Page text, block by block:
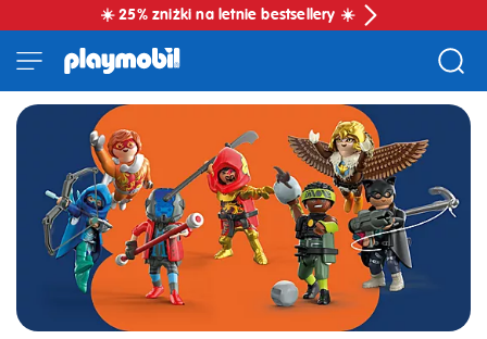
☀️ 25% zniżki na letnie bestsellery ☀️